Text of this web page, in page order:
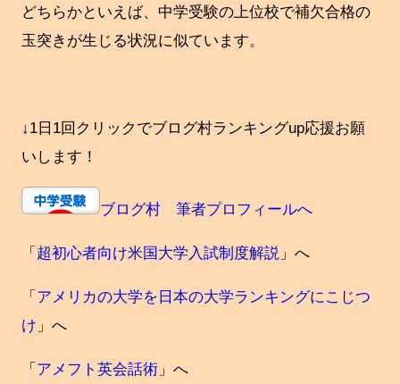
どちらかといえば、中学受験の上位校で補欠合格の
玉突きが生じる状況に似ています。
↓1日1回クリックでブログ村ランキングup応援お願
いします！
ブログ村 筆者プロフィールへ
「 超初心者向け米国大学入試制度解説 」へ
「 アメリカの大学を日本の大学ランキングにこじつ
け 」へ
「 アメフト英会話術 」へ